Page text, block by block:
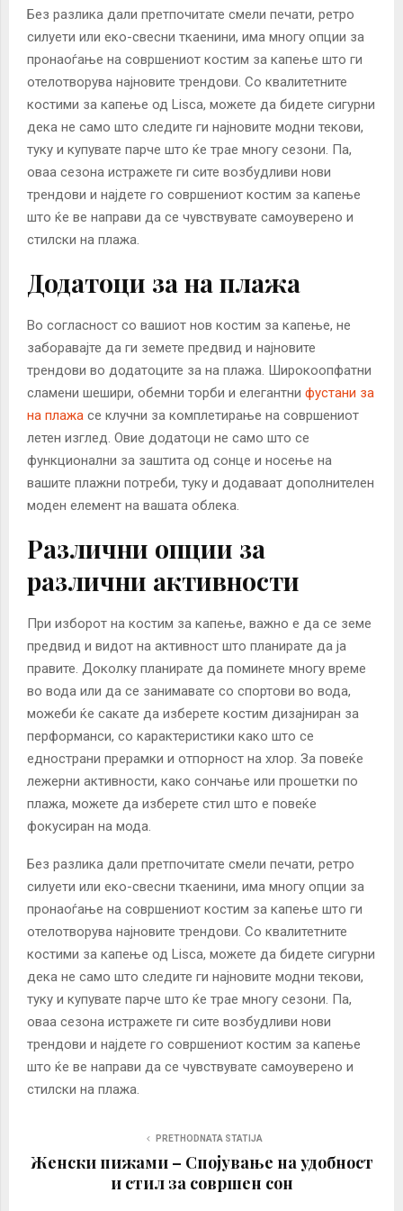
Без разлика дали претпочитате смели печати, ретро
силуети или еко-свесни ткаенини, има многу опции за
пронаоѓање на совршениот костим за капење што ги
отелотворува најновите трендови. Со квалитетните
костими за капење од Lisca, можете да бидете сигурни
дека не само што следите ги најновите модни текови,
туку и купувате парче што ќе трае многу сезони. Па,
оваа сезона истражете ги сите возбудливи нови
трендови и најдете го совршениот костим за капење
што ќе ве направи да се чувствувате самоуверено и
стилски на плажа.
Додатоци за на плажа
Во согласност со вашиот нов костим за капење, не
заборавајте да ги земете предвид и најновите
трендови во додатоците за на плажа. Широкоопфатни
сламени шешири, обемни торби и елегантни фустани за
на плажа се клучни за комплетирање на совршениот
летен изглед. Овие додатоци не само што се
функционални за заштита од сонце и носење на
вашите плажни потреби, туку и додаваат дополнителен
моден елемент на вашата облека.
Различни опции за
различни активности
При изборот на костим за капење, важно е да се земе
предвид и видот на активност што планирате да ја
правите. Доколку планирате да поминете многу време
во вода или да се занимавате со спортови во вода,
можеби ќе сакате да изберете костим дизајниран за
перформанси, со карактеристики како што се
еднострани прерамки и отпорност на хлор. За повеќе
лежерни активности, како сончање или прошетки по
плажа, можете да изберете стил што е повеќе
фокусиран на мода.
Без разлика дали претпочитате смели печати, ретро
силуети или еко-свесни ткаенини, има многу опции за
пронаоѓање на совршениот костим за капење што ги
отелотворува најновите трендови. Со квалитетните
костими за капење од Lisca, можете да бидете сигурни
дека не само што следите ги најновите модни текови,
туку и купувате парче што ќе трае многу сезони. Па,
оваа сезона истражете ги сите возбудливи нови
трендови и најдете го совршениот костим за капење
што ќе ве направи да се чувствувате самоуверено и
стилски на плажа.
PRETHODNATA STATIJA
Женски пижами – Спојување на удобност
и стил за совршен сон